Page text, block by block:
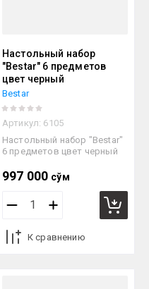
Настольный набор
"Bestar" 6 предметов
цвет черный
Bestar
Артикул: 6105
Настольный набор "Bestar"
6 предметов цвет черный
997 000 сўм
К сравнению